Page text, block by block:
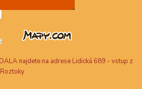
najdete na adrese Lidická 689 - vstup z